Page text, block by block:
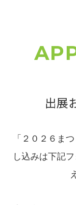
出展
「２０２６ま
し込みは下記